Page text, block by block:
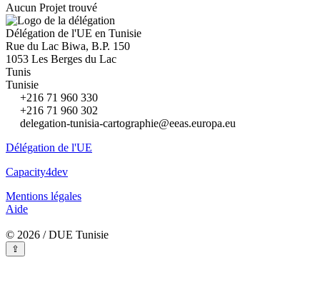
Aucun Projet trouvé
Délégation de l'UE en Tunisie
Rue du Lac Biwa, B.P. 150
1053 Les Berges du Lac
Tunis
Tunisie
+216 71 960 330
+216 71 960 302
delegation-tunisia-cartographie@eeas.europa.eu
Délégation de l'UE
Capacity4dev
Mentions légales
Aide
© 2026 / DUE Tunisie
⇪